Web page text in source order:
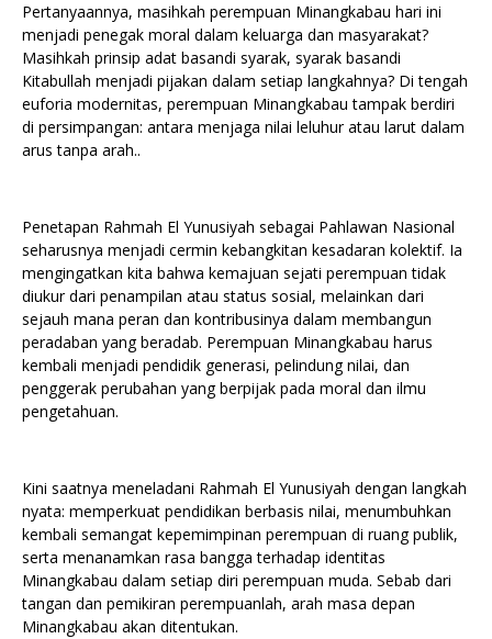
Pertanyaannya, masihkah perempuan Minangkabau hari ini
menjadi penegak moral dalam keluarga dan masyarakat?
Masihkah prinsip adat basandi syarak, syarak basandi
Kitabullah menjadi pijakan dalam setiap langkahnya? Di tengah
euforia modernitas, perempuan Minangkabau tampak berdiri
di persimpangan: antara menjaga nilai leluhur atau larut dalam
arus tanpa arah..
Penetapan Rahmah El Yunusiyah sebagai Pahlawan Nasional
seharusnya menjadi cermin kebangkitan kesadaran kolektif. Ia
mengingatkan kita bahwa kemajuan sejati perempuan tidak
diukur dari penampilan atau status sosial, melainkan dari
sejauh mana peran dan kontribusinya dalam membangun
peradaban yang beradab. Perempuan Minangkabau harus
kembali menjadi pendidik generasi, pelindung nilai, dan
penggerak perubahan yang berpijak pada moral dan ilmu
pengetahuan.
Kini saatnya meneladani Rahmah El Yunusiyah dengan langkah
nyata: memperkuat pendidikan berbasis nilai, menumbuhkan
kembali semangat kepemimpinan perempuan di ruang publik,
serta menanamkan rasa bangga terhadap identitas
Minangkabau dalam setiap diri perempuan muda. Sebab dari
tangan dan pemikiran perempuanlah, arah masa depan
Minangkabau akan ditentukan.